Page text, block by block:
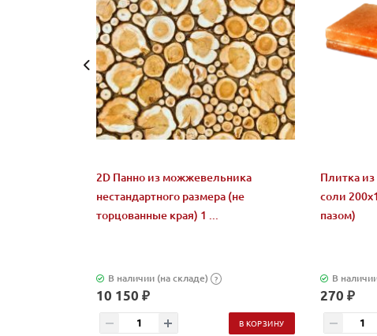
2D Панно из можжевельника
нестандартного размера (не
торцованные края) 1 ...
В наличии (на складе) ?
10 150 ₽
В КОРЗИНУ
Плитка
соли
пазом)
В
270 ₽